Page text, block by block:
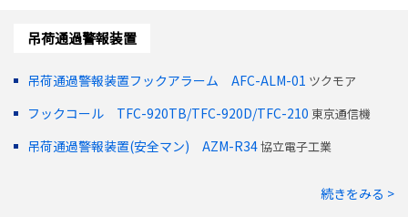
吊荷通過警報装置
吊荷通過警報装置フックアラーム AFC-ALM-01 ツクモア
フックコール TFC-920TB/TFC-920D/TFC-210 東京通信機
吊荷通過警報装置(安全マン) AZM-R34協立電子工業
続きをみる >